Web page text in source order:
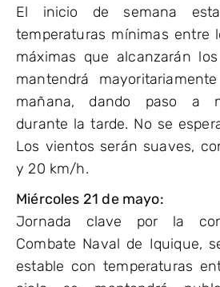
El inicio de semana
temperaturas mínimas entre
máximas que alcanzarán
mantendrá
mañana, dando paso a
durante la tarde. No se
Los vientos serán suaves,
y 20 km/h.
Miércoles 21 de mayo:
Jornada clave por la
Combate Naval de Iquique,
estable con temperaturas